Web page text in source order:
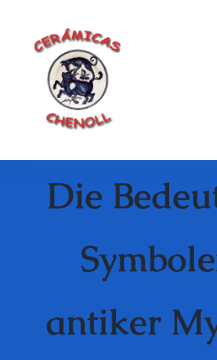
contenido
Galeria
Catalogo
Contacto
Die
antiker